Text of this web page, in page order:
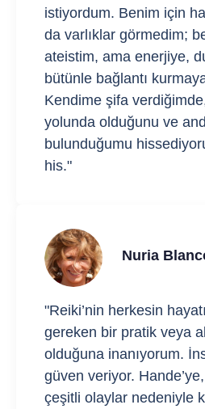
istiyordum. Benim için
da varlıklar görmedim;
ateistim, ama enerjiye,
bütünle bağlantı
Kendime şifa
yolunda olduğunu ve
bulunduğumu
his."
"Reiki’nin herkesin
gereken bir pratik veya
olduğuna inanıyorum.
güven veriyor.
çeşitli olaylar nedeniyle
Nuria